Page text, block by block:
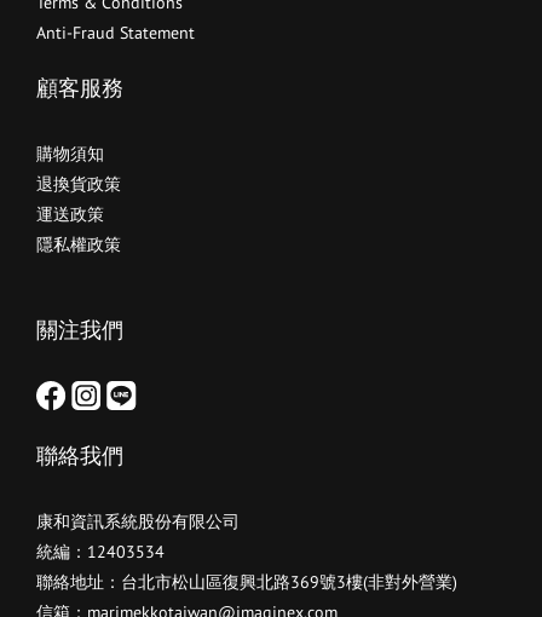
Anti-Fraud Statement
顧客服務
購物須知
退換貨政策
運送政策
隱私權政策
關注我們
聯絡我們
康和資訊系統股份有限公司
統編：12403534
聯絡地址：台北市松山區復興北路369號3樓(非對外營業)
信箱：marimekkotaiwan@imaginex.com